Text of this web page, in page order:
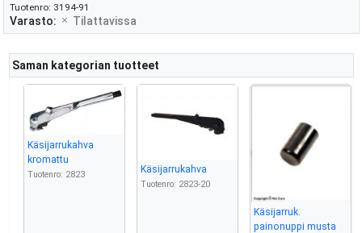
Tuotenro: 3194-91
Varasto: Tilattavissa
Saman kategorian tuotteet
Käsijarrukahva
kromattu
Tuotenro: 2823 Käsijarrukahva
Tuotenro: 2823-20
Käsijarruk.
painonuppi musta